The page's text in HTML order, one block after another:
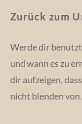
Zurück zum
Werde dir
und wann es zu
dir aufzeigen,
nicht blenden